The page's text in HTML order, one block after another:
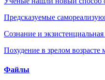
Предсказуемые
Сознание и
Похудение в зрелом
Файлы